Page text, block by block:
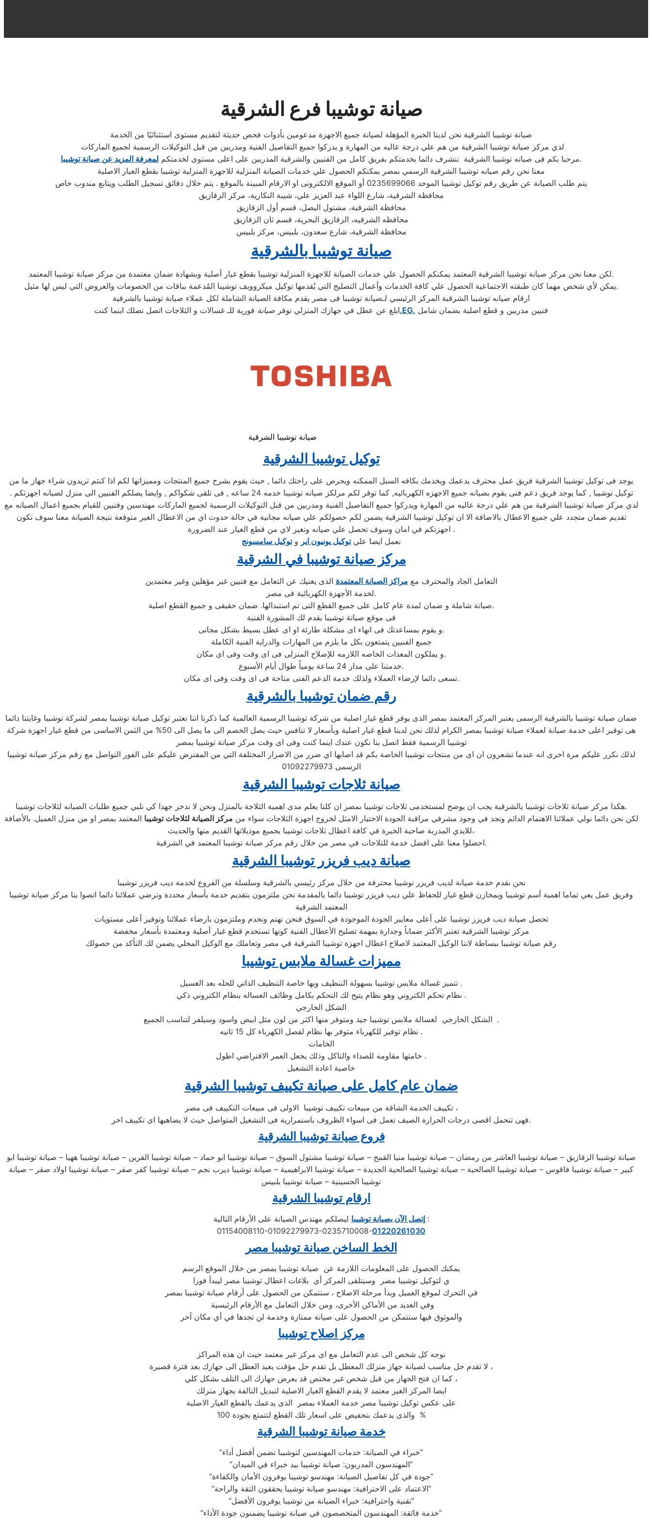
صيانة توشيبا فرع الشرقية
صيانة توشيبا الشرقية نحن لدينا الخبرة المؤهلة لصيانة جميع الاجهزة مدعومين بأدوات فحص حديثة لتقديم مستوى استثنائيًا من الخدمة
لدي مركز صيانة توشيبا الشرقية من هم علي درجة عاليه من المهارة و يدركوا جميع التفاصيل الفنية ومدربين من قبل التوكيلات الرسمية لجميع الماركات
مرحبا بكم فى صيانه توشيبا الشرقية نتشرف دائما بخدمتكم بفريق كامل من الفنيين والشرقية المدربين على اعلى مستوى لخدمتكم لمعرفة المزيد عن صيانة توشيبا
.
معنا نحن رقم صيانه توشيبا الشرقية الرسمي بمصر يمكنكم الحصول علي خدمات الصيانة المنزلية للاجهزة المنزلية توشيبا بقطع الغيار الاصلية
يتم طلب الصيانة عن طريق رقم توكيل توشيبا الموحد 0235699066 أو الموقع الالكترونى او الارقام المبينة بالموقع . يتم خلال دقائق تسجيل الطلب ويتابع مندوب خاص
محافظة الشرقية، شارع اللواء عبد العزيز علي، شيبة النكارية، مركز الزقازيق
محافظة الشرقية، مشتول البصل، قسم أول الزقازيق
محافظه الشرقيه، الزقازيق البحرية، قسم ثان الزقازيق
محافظة الشرقية، شارع سعدون، بلبيس، مركز بلبيس
صيانة توشيبا بالشرقية
لكن معنا نحن مركز صيانة توشيبا الشرقية المعتمد يمكنكم الحصول علي خدمات الصيانة للاجهزة المنزلية توشيبا بقطع غيار أصلية وبشهادة ضمان معتمدة من مركز صيانة توشيبا المعتمد.
يمكن لأي شخص مهما كان طبقته الاجتماعية الحصول علي كافة الخدمات وأعمال التصليح التي يُقدمها توكيل ميكروويف توشيبا المُدعمة بباقات من الخصومات والعروض التي ليس لها مثيل.
ارقام صيانه توشيبا الشرقية المركز الرئيسي لـصيانة توشيبا فى مصر يقدم مكافة الصيانة الشاملة لكل عملاء صيانة توشيبا بالشرقية
ابلغ عن عطل في جهازك المنزلي نوفر صيانة فورية للـ غسالات و الثلاجات اتصل نصلك اينما كنت .EG. فنيين مدربين و قطع اصلية بضمان شامل
صيانة توشيبا الشرقية
توكيل توشيبا الشرقية
يوجد فى توكيل توشيبا الشرقية فريق عمل محترف يدعمك ويخدمك بكافه السبل الممكنه ويحرص على راحتك دائما , حيث يقوم بشرح جميع المنتجات ومميزاتها لكم اذا كنتم تريدون شراء جهاز ما من
توكيل توشيبا , كما يوجد فريق دعم فنى يقوم بصيانه جميع الاجهزه الكهربائيه, كما توفر لكم مرلكز صيانه توشيبا خدمه 24 ساعه , فى تلقى شكواكم , وايضا يصلكم الفنيين الى منزل لصيانه اجهزتكم .
لدي مركز صيانة توشيبا الشرقية من هم علي درجة عاليه من المهارة ويدركوا جميع التفاصيل الفنية ومدربين من قبل التوكيلات الرسمية لجميع الماركات مهندسين وفنيين للقيام بجميع اعمال الصيانه مع
تقديم ضمان متجدد علي جميع الاعطال بالاضافة الا ان توكيل توشيبا الشرقية يضمن لكم حصولكم علي صيانه مجانية في حالة حدوث اي من الاعطال الغير متوقعة نتيجة الصيانة معنا سوف تكون
اجهزتكم في امان وسوف تحصل علي صيانه وتغير لاي من قطع الغيار عند الضرورة .
نعمل ايضا عليتوكيل يونيون اير وتوكيل سامسونج
مركز صيانة توشيبا في الشرقية
التعامل الجاد والمحترف مع مراكز الصيانة المعتمدة الذى يغنيك عن التعامل مع فنيين غير مؤهلين وغير معتمدين
لخدمة الأجهزة الكهربائية فى مصر.
صيانة شاملة و ضمان لمدة عام كامل على جميع القطع التى تم استبدالها. ضمان حقيقى و جميع القطع اصلية.
فى موقع صيانة توشيبا يقدم لك المشورة الفنية
و يقوم بمساعدتك فى انهاء اى مشكلة طارئة او اى عطل بسيط بشكل مجانى.
جميع الفنيين يتمتعون بكل ما يلزم من المهارات والدراية الفنية الكاملة
و يملكون المعدات الخاصه اللازمه للإصلاح المنزلى فى اى وقت وفى اى مكان.
خدمتنا على مدار 24 ساعة يومياُ طوال أيام الأسبوع.
نسعى دائما لإرضاء العملاء ولذلك خدمة الدعم الفنى متاحة فى اى وقت وفى اى مكان.
رقم ضمان توشيبا بالشرقية
ضمان صيانة توشيبا بالشرقية الرسمى يعتبر المركز المعتمد بمصر الذى يوفر قطع غيار اصلية من شركة توشيبا الرسمية العالمية كما ذكرنا اننا نعتبر توكيل صيانة توشيبا بمصر لشركة توشيبا وغايتنا دائما
هى توفير اعلى خدمة صيانة لعملاء صيانة توشيبا بمصر الكرام لذلك نحن لدينا قطع غيار اصلية وبأسعار لا تنافس حيث يصل الخصم الى ما يصل الى 50% من الثمن الاساسى من قطع غيار اجهزة شركة
توشيبا الرسمية فقط اتصل بنا نكون عندك اينما كنت وفى اى وقت مركز صيانة توشيبا بمصر
لذلك نكرر عليكم مرة اخرى انه عندما تشعرون ان اى من منتجات توشيبا الخاصة بكم قد اصابها اي ضرر من الاضرار المختلفة التي من المفترض عليكم على الفور التواصل مع رقم مركز صيانة توشيبا
الرسمى 01092279973
صيانة ثلاجات توشيبا الشرقية
هكذا مركز صيانة ثلاجات توشيبا بالشرقية يجب ان يوضح لمستخدمى ثلاجات توشيبا بمصر ان كلنا يعلم مدى اهمية الثلاجة بالمنزل ونحن لا ندخر جهدا كي نلبي جميع طلبات الصيانه لثلاجات توشيبا.
لكن نحن دائما نولي عملائنا الاهتمام الدائم ونجد في وجود مشرفي مراقبة الجودة الاختيار الامثل لخروج اجهزة الثلاجات سواء من مركز الصيانة لثلاجات توشيبا المعتمد بمصر او من منزل العميل. بالأضافة
للايدي المدربة صاحبة الخبرة في كافة اعطال ثلاجات توشيبا بجميع موديلاتها القديم منها والحديث،
احصلوا معنا على افضل خدمة للثلاجات في مصر من خلال رقم مركز صيانة توشيبا المعتمد في الشرقية.
صيانة ديب فريزر توشيبا الشرقية
نحن نقدم خدمة صيانة لديب فريزر توشيبا محترفة من خلال مركز رئيسي بالشرقية وسلسلة من الفروع لخدمة ديب فريزر توشيبا
وفريق عمل يعي تماما اهمية أسم توشيبا وبمخازن قطع غيار للحفاظ علي ديب فريزر توشيبا دائما بالمقدمة نحن ملتزمون بتقديم خدمة بأسعار محددة وترضي عملائنا دائما اتصوا بنا مركز صيانة توشيبا
المعتمد الشرقية
تحصل صيانة ديب فريزر توشيبا على أعلى معايير الجودة الموجودة في السوق فنحن نهتم ونخدم وملتزمون بارضاء عملائنا وتوفير أعلى مستويات
مركز توشيبا الشرقية تعتبر الأكثر ضماناً وجدارة بمهمة تصليح الأعطال الفنية كونها تستخدم قطع غيار أصلية ومعتمدة بأسعار مخفضة
رقم صيانة توشيبا ببساطة لاننا الوكيل المعتمد لاصلاح اعطال اجهزة توشيبا الشرقية في مصر وتعاملك مع الوكيل المحلي يضمن لك التأكد من حصولك
مميزات غسالة ملابس توشيبا
تتميز غسالة ملابس توشيبا بسهولة التنظيف وبها خاصة التنظيف الذاتي للحله بعد الغسيل .
نظام تحكم الكتروني وهو نظام يتيح لك التحكم بكامل وظائف الغساله بنظام الكتروني ذكي .
الشكل الخارجي
الشكل الخارجي لغسالة ملابس توشيبا جيد ومتوفر منها اكثر من لون مثل ابيض واسود وسيلفر لتناسب الجميع .
نظام توفير للكهرباء متوفر بها نظام لفصل الكهرباء كل 15 ثانيه .
الخامات
خامتها مقاومه للصداء والتاكل وذلك يجعل العمر الافتراضي اطول .
خاصية اعادة التشغيل
ضمان عام كامل على صيانة تكييف توشيبا الشرقية
تكييف الخدمة الشاقة من مبيعات تكييف توشيبا الاولى فى مبيعات التكييف فى مصر ،
فهى تتحمل اقصى درجات الحرارة الصيف تعمل فى اسواء الظروف باستمرارية فى التشغيل المتواصل حيث لا يضاهيها اى تكييف اخر.
فروع صيانةتوشيبا الشرقية
صيانة توشيبا الزقازيق – صيانة توشيبا العاشر من رمضان – صيانة توشيبا منيا القمح – صيانة توشيبا مشتول السوق – صيانة توشيبا ابو حماد – صيانة توشيبا القرين – صيانة توشيبا ههيا – صيانة توشيبا ابو
كبير – صيانة توشيبا فاقوس – صيانة توشيبا الصالحية – صيانة توشيبا الصالحية الجديدة – صيانة توشيبا الابراهيمية – صيانة توشيبا ديرب نجم – صيانة توشيبا كفر صقر – صيانة توشيبا اولاد صقر – صيانة
توشيبا الحسينية – صيانة توشيبا بلبيس
ارقام توشيبا الشرقية
إتصل الآن بصيانة توشيباليصلكم مهندس الصيانة على الأرقام التالية :
01154008110-01092279973-0235710008-01220261030
الخط الساخن صيانةتوشيبا مصر
يمكنك الحصول على المعلومات اللازمة عن صيانة توشيبا بمصر من خلال الموقع الرسم
ي لتوكيل توشيبا مصر وسيتلقى المركز أي بلاغات اعطال توشيبا مصر ليبدأ فورا
في التحرك لموقع العميل وبدأ مرحلة الاصلاح ، ستتمكن من الحصول على أرقام صيانة توشيبا بمصر
وفي العديد من الأماكن الأخرى، ومن خلال التعامل مع الأرقام الرئيسية
والموثوق فيها ستتمكن من الحصول على صيانة ممتازة وخدمة لن تجدها في أي مكان آخر
مركز اصلاح توشيبا
نوجه كل شخص الى عدم التعامل مع اى مركز غير معتمد حيث ان هذه المراكز
لا تقدم حل مناسب لصيانة جهاز منزلك المعطل بل تقدم حل مؤقت يعيد العطل الى جهازك بعد فترة قصيرة ،
كما ان فتح الجهاز من قبل شخص غير مختص قد يعرض جهازك الى التلف بشكل كلي ،
ايضا المركز الغير معتمد لا يقدم القطع الغيار الاصلية لتبديل التالفة بجهاز منزلك
على عكس توكيل توشيبا مصر خدمة العملاء بمصر الذى يدعمك بالقطع الغيار الاصلية
والذى يدعمك بتخفيض على اسعار تلك القطع لتتمتع بجودة 100 %
خدمة صيانة توشيبا الشرقية
“خبراء في الصيانة: خدمات المهندسين لتوشيبا تضمن أفضل أداء”
“المهندسون المدربون: صيانة توشيبا بيد خبراء في الميدان”
“جودة في كل تفاصيل الصيانة: مهندسو توشيبا يوفرون الأمان والكفاءة”
“الاعتماد على الاحترافية: مهندسو صيانة توشيبا يحققون الثقة والراحة”
“تقنية واحترافية: خبراء الصيانة من توشيبا يوفرون الأفضل”
“خدمة فائقة: المهندسون المتخصصون في صيانة توشيبا يضمنون جودة الأداء”